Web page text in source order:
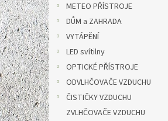
METEO PŘÍSTROJE
DŮM a ZAHRADA
VYTÁPĚNÍ
LED svítilny
OPTICKÉ PŘÍSTROJE
ODVLHČOVAČE VZDUCHU
ČISTIČKY VZDUCHU
ZVLHČOVAČE VZDUCHU